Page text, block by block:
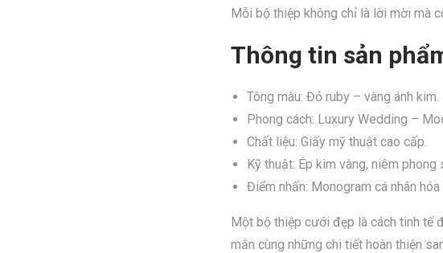
Mỗi bộ thiệp không chỉ là lời mời mà
Thông tin sản
Tông màu: Đỏ ruby – vàng ánh kim.
Phong cách: Luxury Wedding –
Chất liệu: Giấy mỹ thuật cao cấp.
Kỹ thuật: Ép kim vàng, niêm phong
Điểm nhấn: Monogram cá nhân
Một bộ thiệp cưới đẹp là cách tinh tế
mắn cùng những chi tiết hoàn thiện